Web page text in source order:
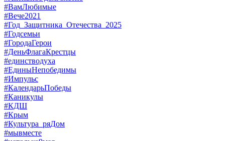
#ВамЛюбимые
#Вече2021
#Год_Защитника_Отечества_2025
#Годсемьи
#ГородаГерои
#ДеньФлагаКрестцы
#единстводуха
#ЕдиныНепобедимы
#Импульс
#КалендарьПобеды
#Каникулы
#КДШ
#Крым
#Культура_ряДом
#мывместе